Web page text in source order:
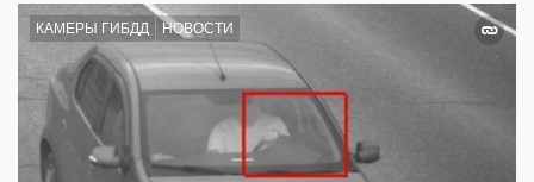
КАМЕРЫ ГИБДД НОВОСТИ